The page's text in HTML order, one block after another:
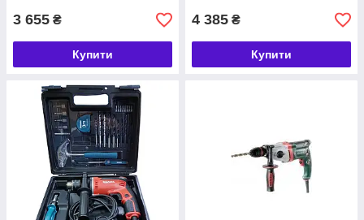
3 655 ₴
Купити
4 385 ₴
Купити